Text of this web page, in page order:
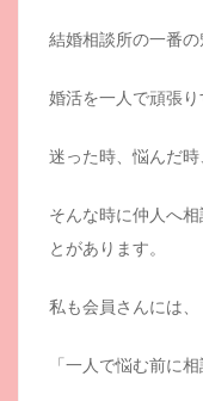
結婚相談所の一番の
婚活を一人で頑張り
迷った時、悩んだ時
そんな時に仲人へ
とがあります。
私も会員さんには、
「一人で悩む前に